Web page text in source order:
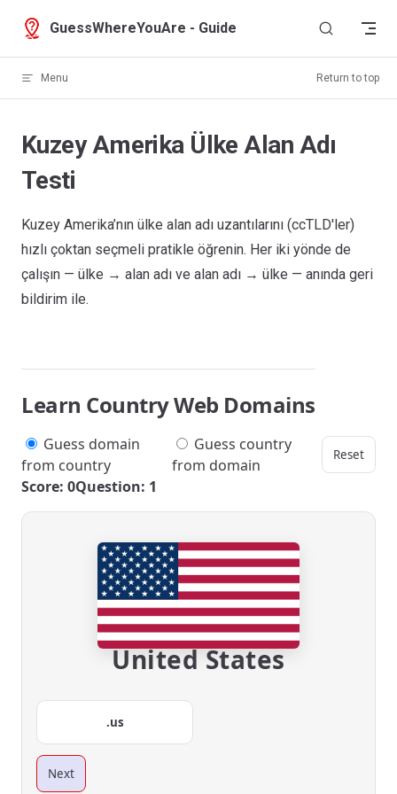
Skip to content
GuessWhereYouAre - Guide
Menu Return to top
Kuzey Amerika Ülke Alan Adı
Testi
Kuzey Amerika’nın ülke alan adı uzantılarını (ccTLD'ler)
hızlı çoktan seçmeli pratikle öğrenin. Her iki yönde de
çalışın — ülke → alan adı ve alan adı → ülke — anında geri
bildirim ile.
Learn Country Web Domains
Guess domain
from country
Guess country
from domain
Reset
Score: 0Question: 1
United States
.us
Next